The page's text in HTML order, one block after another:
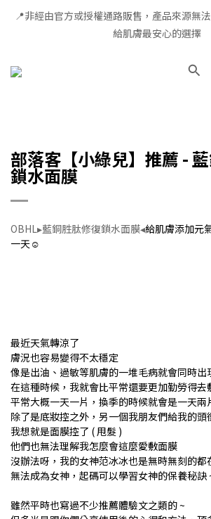
全館滿千免運 × 新用戶即享
📍非經由官方或授權通路販售，產品來源無
給肌膚最安心的選擇
全館滿千免運 × 新用戶即享
部落客【小綠兒】推薦 -
鎖水面膜
OBHL▸藍銅胜肽修復鎖水面膜◂給肌膚添加元
一天☺
最近天氣轉涼了
膚況也容易變得不太穩定
像是出油、過敏等肌膚的一堆毛病就會同時出
在這種時候，我就會比平常還要更加勤勞得去
平常大概一天一片，換季的時候就會是一天兩
除了是底妝控之外，另一個我朋友們給我的頭
我想就是面膜控了 ( 甩髮 )
他們也無法理解我怎麼會這麼愛敷面膜
沒辦法呀，我的女神范冰冰也是無時無刻的都
無法成為女神，起碼可以學習女神的保養秘訣
雖然平時也寫過不少推薦體驗文之類的 ~